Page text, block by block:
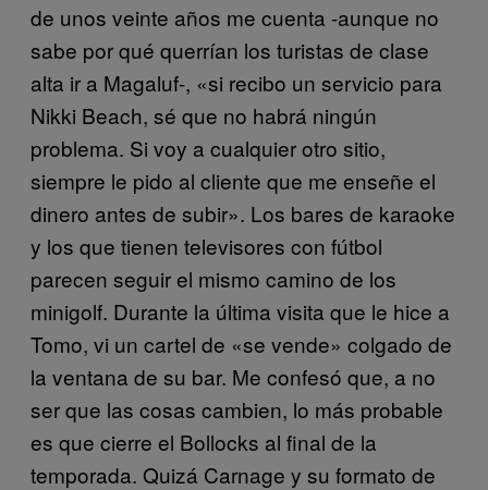
de unos veinte años me cuenta -aunque no
sabe por qué querrían los turistas de clase
alta ir a Magaluf-, «si recibo un servicio para
Nikki Beach, sé que no habrá ningún
problema. Si voy a cualquier otro sitio,
siempre le pido al cliente que me enseñe el
dinero antes de subir». Los bares de karaoke
y los que tienen televisores con fútbol
parecen seguir el mismo camino de los
minigolf. Durante la última visita que le hice a
Tomo, vi un cartel de «se vende» colgado de
la ventana de su bar. Me confesó que, a no
ser que las cosas cambien, lo más probable
es que cierre el Bollocks al final de la
temporada. Quizá Carnage y su formato de